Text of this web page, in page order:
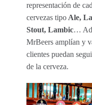
representación de
cervezas tipo Ale,
Stout, Lambic…
MrBeers amplían y
clientes puedan
de la cerveza.